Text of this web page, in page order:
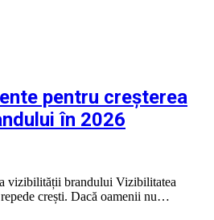
pentru creșterea
în 2026
vizibilității brandului Vizibilitatea
crești. Dacă oamenii nu…